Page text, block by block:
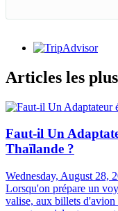
Articles les
Faut-il Un
Thaïlande ?
Wednesday, August 28,
Lorsqu'on prépare un
valise, aux billets d'avion